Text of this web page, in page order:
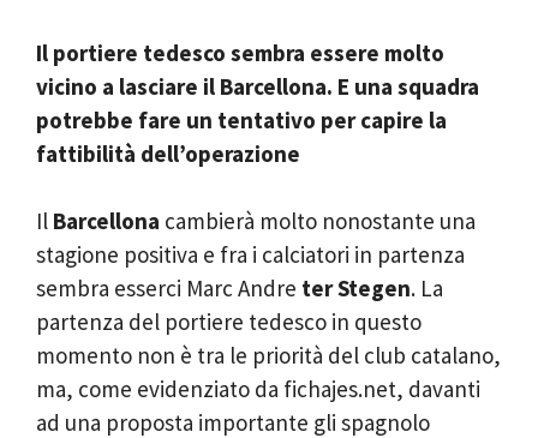
Il portiere tedesco sembra essere molto
vicino a lasciare il Barcellona. E una squadra
potrebbe fare un tentativo per capire la
fattibilità dell’operazione
Il Barcellona cambierà molto nonostante una
stagione positiva e fra i calciatori in partenza
sembra esserci Marc Andre ter Stegen. La
partenza del portiere tedesco in questo
momento non è tra le priorità del club catalano,
ma, come evidenziato da fichajes.net, davanti
ad una proposta importante gli spagnolo